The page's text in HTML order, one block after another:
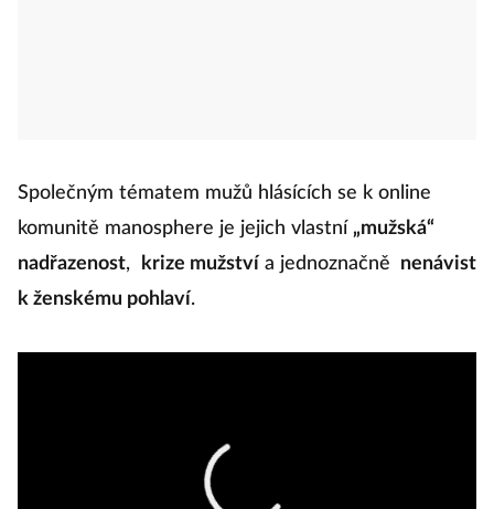
Společným tématem mužů hlásících se k online
komunitě manosphere je jejich vlastní „mužská“
nadřazenost, krize mužství a jednoznačně
nenávist
k ženskému pohlaví.